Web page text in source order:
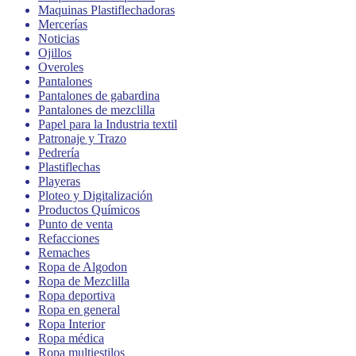
Maquinas Plastiflechadoras
Mercerías
Noticias
Ojillos
Overoles
Pantalones
Pantalones de gabardina
Pantalones de mezclilla
Papel para la Industria textil
Patronaje y Trazo
Pedrería
Plastiflechas
Playeras
Ploteo y Digitalización
Productos Químicos
Punto de venta
Refacciones
Remaches
Ropa de Algodon
Ropa de Mezclilla
Ropa deportiva
Ropa en general
Ropa Interior
Ropa médica
Ropa multiestilos